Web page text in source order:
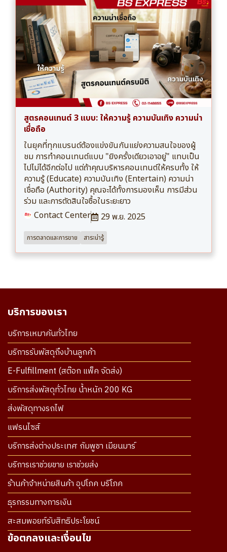
สูตรคอนเทนต์ 3 แบบ: ให้ความรู้ ความบันเทิง ความน่า
เชื่อถือ
ในยุคที่ทุกแบรนด์ต้องแข่งขันกันแย่งความสนใจของผู้
ชม การทำคอนเทนต์แบบ "ยิงครั้งเดียวเอาอยู่" แทบเป็น
ไปไม่ได้อีกต่อไป แต่ถ้าคุณบริหารคอนเทนต์ให้ครบทั้ง ให้
ความรู้ (Educate) ความบันเทิง (Entertain) ความน่า
เชื่อถือ (Authority) คุณจะได้ทั้งการมองเห็น การมีส่วน
ร่วม และการตัดสินใจซื้อในระยะยาว
Contact Center
29 พ.ย. 2025
การตลาดและการขาย สาระน่ารู้
บริการของเรา
บริการเหมาคันทั่วไทย
บริการรับพัสดุถึงบ้านลูกค้า
E-Fulfillment (สต๊อก แพ็ค จัดส่ง)
บริการส่งพัสดุทั่วไทย น้ำหนัก 200 KG
ส่งพัสดุทางรถไฟ
แฟรนไซส์
บริการส่งต่างประเทศ กัมพูชา เมียนมาร์
บริการเราช่วยขาย เราช่วยส่ง
ร้านค้าจำหน่ายสินค้า อุปโภค บริโภค
ธุรกรรมทางการเงิน
สะสมพอยท์รับสิทธิประโยชน์
ข้อตกลงและเงื่อนไข